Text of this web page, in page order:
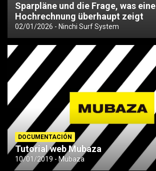
Sparpläne und die Frage, was eine
Hochrechnung überhaupt zeigt
02/01/2026 Ninchi Surf System
DOCUMENTACIÓN
Tutorial web Mubaza
10/01/2019 Mubaza